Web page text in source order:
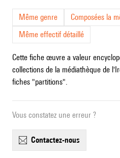
Même genre
Composées la
Même effectif détaillé
Cette fiche œuvre a valeur
collections de la médiathèque de
fiches "partitions".
Vous constatez une erreur ?
contactez-nous